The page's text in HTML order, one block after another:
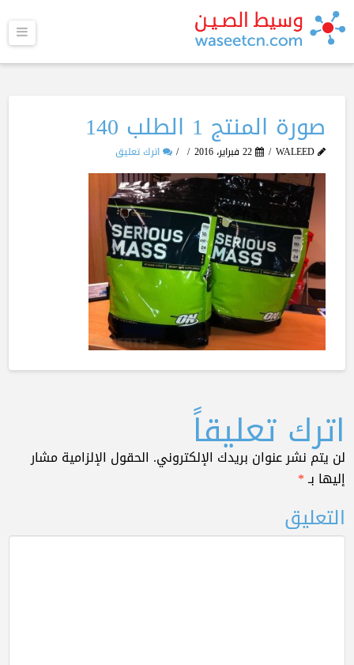
صورة المنتج 1 الطلب 140
WALEED 22 فبراير، 2016 اترك تعليق
اترك تعليقاً
لن يتم نشر عنوان بريدك الإلكتروني. الحقول الإلزامية مشار
إليها بـ*
التعليق